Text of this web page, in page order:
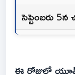
సెప్టెంబరు 5న
ఈ రోజుల్లో